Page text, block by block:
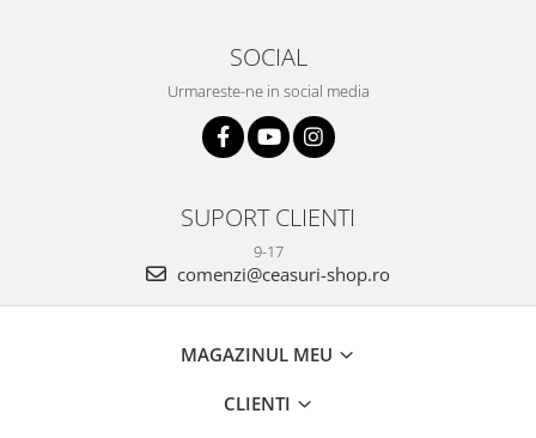
SOCIAL
Urmareste-ne in social media
SUPORT CLIENTI
9-17
comenzi@ceasuri-shop.ro
MAGAZINUL MEU
CLIENTI